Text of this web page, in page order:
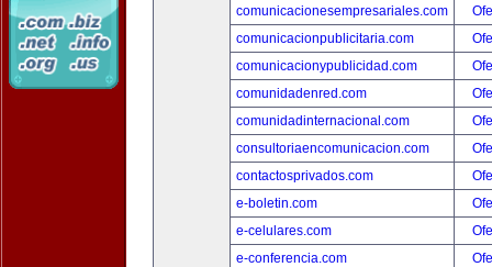
comunicacionesempresariales.com
comunicacionpublicitaria.com
comunicacionypublicidad.com
comunidadenred.com
comunidadinternacional.com
consultoriaencomunicacion.com
contactosprivados.com
e-boletin.com
e-celulares.com
e-conferencia.com